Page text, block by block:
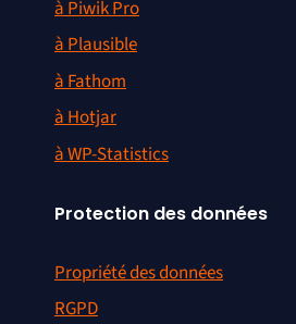
à Piwik Pro
à Plausible
à Fathom
à Hotjar
à WP-Statistics
Protection des données
Propriété des données
RGPD